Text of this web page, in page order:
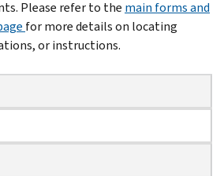
Please refer to the main forms and
for more details on locating
or instructions.